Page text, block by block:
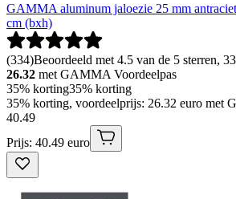
GAMMA aluminum jaloezie 25 mm
cm (bxh)
(334)Beoordeeld met 4.5 van de 5 sterren,
26.32 met GAMMA Voordeelpas
35% korting35% korting
35% korting, voordeelprijs: 26.32 euro met
40.49
Prijs: 40.49 euro